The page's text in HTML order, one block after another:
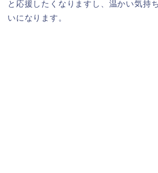
と応援したくなりますし、温かい気持
いになります。